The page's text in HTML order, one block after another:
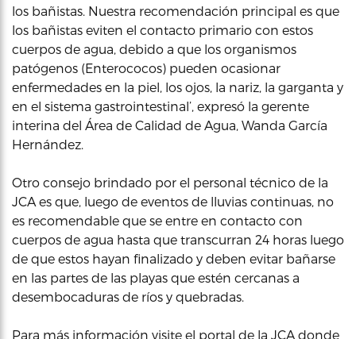
los bañistas. Nuestra recomendación principal es que
los bañistas eviten el contacto primario con estos
cuerpos de agua, debido a que los organismos
patógenos (Enterococos) pueden ocasionar
enfermedades en la piel, los ojos, la nariz, la garganta y
en el sistema gastrointestinal’, expresó la gerente
interina del Área de Calidad de Agua, Wanda García
Hernández.
Otro consejo brindado por el personal técnico de la
JCA es que, luego de eventos de lluvias continuas, no
es recomendable que se entre en contacto con
cuerpos de agua hasta que transcurran 24 horas luego
de que estos hayan finalizado y deben evitar bañarse
en las partes de las playas que estén cercanas a
desembocaduras de ríos y quebradas.
Para más información visite el portal de la JCA donde